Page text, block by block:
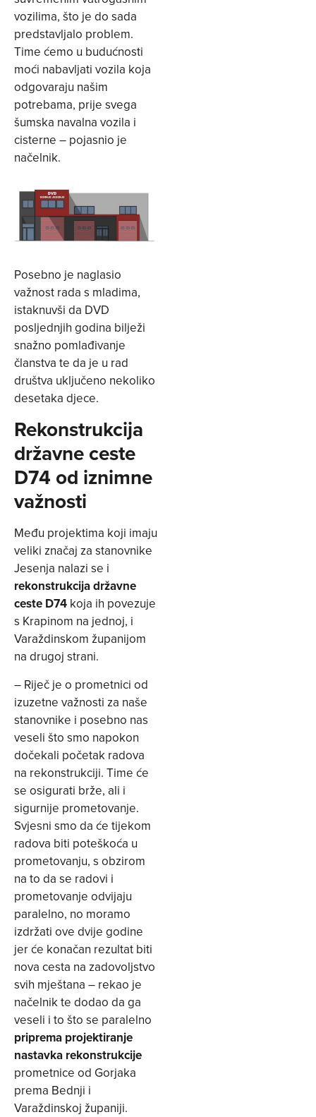
vozilima, što je do sada
predstavljalo problem.
Time ćemo u budućnosti
moći nabavljati vozila koja
odgovaraju našim
potrebama, prije svega
šumska navalna vozila i
cisterne – pojasnio je
načelnik.
Posebno je naglasio
važnost rada s mladima,
istaknuvši da DVD
posljednjih godina bilježi
snažno pomlađivanje
članstva te da je u rad
društva uključeno nekoliko
desetaka djece.
Rekonstrukcija
državne ceste
D74 od iznimne
važnosti
Među projektima koji imaju
veliki značaj za stanovnike
Jesenja nalazi se i
rekonstrukcija državne
ceste D74 koja ih povezuje
s Krapinom na jednoj, i
Varaždinskom županijom
na drugoj strani.
– Riječ je o prometnici od
izuzetne važnosti za naše
stanovnike i posebno nas
veseli što smo napokon
dočekali početak radova
na rekonstrukciji. Time će
se osigurati brže, ali i
sigurnije prometovanje.
Svjesni smo da će tijekom
radova biti poteškoća u
prometovanju, s obzirom
na to da se radovi i
prometovanje odvijaju
paralelno, no moramo
izdržati ove dvije godine
jer će konačan rezultat biti
nova cesta na zadovoljstvo
svih mještana – rekao je
načelnik te dodao da ga
veseli i to što se paralelno
priprema projektiranje
nastavka rekonstrukcije
prometnice od Gorjaka
prema Bednji i
Varaždinskoj županiji.